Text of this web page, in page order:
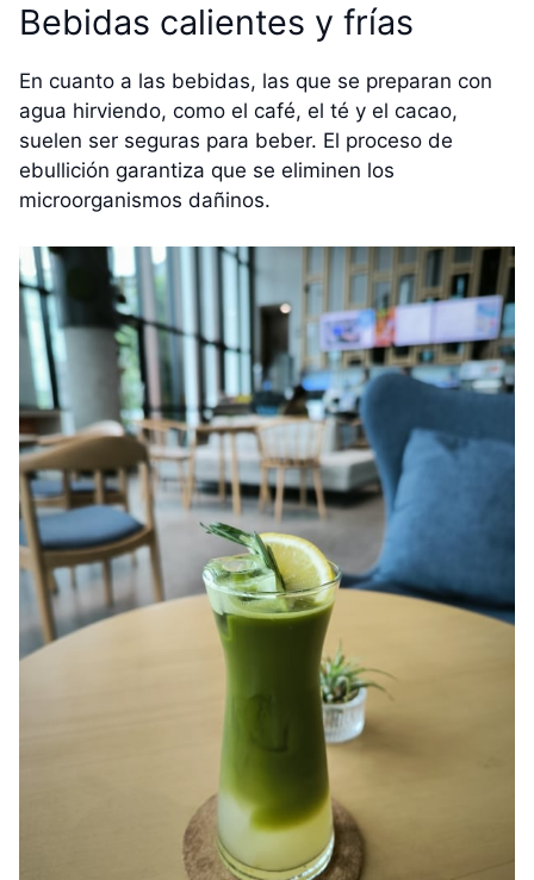
Bebidas calientes y frías
En cuanto a las bebidas, las que se preparan con
agua hirviendo, como el café, el té y el cacao,
suelen ser seguras para beber. El proceso de
ebullición garantiza que se eliminen los
microorganismos dañinos.